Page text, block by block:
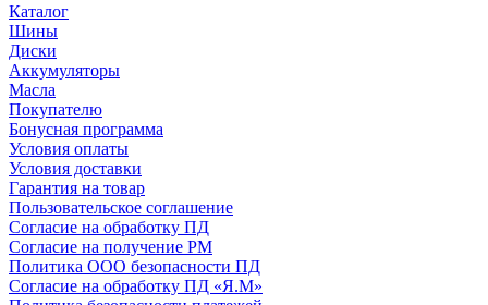
Каталог
Шины
Диски
Аккумуляторы
Масла
Покупателю
Бонусная программа
Условия оплаты
Условия доставки
Гарантия на товар
Пользовательское соглашение
Согласие на обработку ПД
Согласие на получение РМ
Политика ООО безопасности ПД
Согласие на обработку ПД «Я.М»